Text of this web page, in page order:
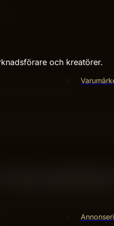
och kreatörer.
skillnad i hur risk,
är begränsade och
rätt. Du behöver snabb
gör utvecklingen